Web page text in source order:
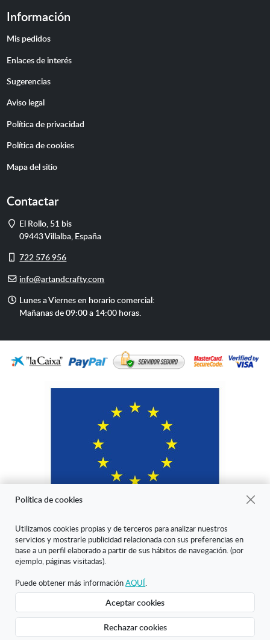
Información
Mis pedidos
Enlaces de interés
Sugerencias
Aviso legal
Política de privacidad
Política de cookies
Mapa del sitio
Contactar
Dirección
El Rollo, 51 bis
09443Villalba España
Móvil
722 576 956
E-info@artandcrafty.com
Horario
de
Lunes a Viernes en horario comercial:
Mañanas de 09:00 a 14:00 horas.
"ARANDA ARTE-VÉRTICE SL ha sido beneficiaria del Fondo Europeo
de Desarrollo Regional cuyo objetivo es mejorar la competitividad de
Digital Internacional con el objetivo de mejorar su posicionamiento
online en mercados exteriores durante el año 2020. Para ello ha
contado con el apoyo del Programa XPANDE DIGITAL de la Cámara
de Comercio de Burgos."
Creado con Atnova Shop
Política de cookies
Utilizamos cookies propias y de terceros para analizar nuestros
servicios y mostrarle publicidad relacionada con sus preferencias en
base a un perfil elaborado a partir de sus hábitos de navegación. (por
ejemplo, páginas visitadas).
Puede obtener más informaciónAQUÍ
Aceptar cookies
Rechazar cookies